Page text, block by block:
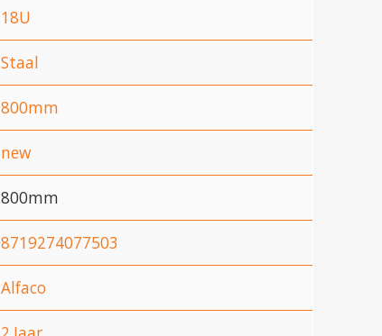
18U
Staal
800mm
new
800mm
8719274077503
Alfaco